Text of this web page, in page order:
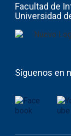
Facultad de
Universidad
Síguenos en